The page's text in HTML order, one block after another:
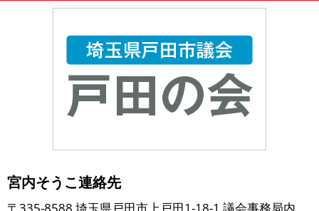
宮内そうこ連絡先